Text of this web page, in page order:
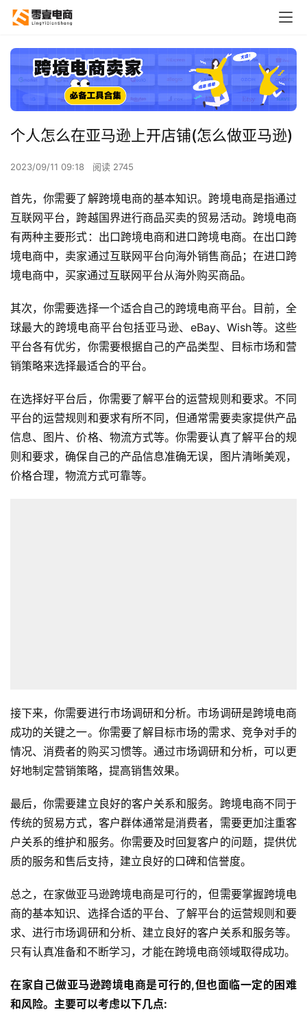
个人怎么在亚马逊上开店铺(怎么做亚马逊)
2023/09/11 09:18 阅读 2745
首先，你需要了解跨境电商的基本知识。跨境电商是指通过
互联网平台，跨越国界进行商品买卖的贸易活动。跨境电商
有两种主要形式：出口跨境电商和进口跨境电商。在出口跨
境电商中，卖家通过互联网平台向海外销售商品；在进口跨
境电商中，买家通过互联网平台从海外购买商品。
其次，你需要选择一个适合自己的跨境电商平台。目前，全
球最大的跨境电商平台包括亚马逊、eBay、Wish等。这些
平台各有优劣，你需要根据自己的产品类型、目标市场和营
销策略来选择最适合的平台。
在选择好平台后，你需要了解平台的运营规则和要求。不同
平台的运营规则和要求有所不同，但通常需要卖家提供产品
信息、图片、价格、物流方式等。你需要认真了解平台的规
则和要求，确保自己的产品信息准确无误，图片清晰美观，
价格合理，物流方式可靠等。
接下来，你需要进行市场调研和分析。市场调研是跨境电商
成功的关键之一。你需要了解目标市场的需求、竞争对手的
情况、消费者的购买习惯等。通过市场调研和分析，可以更
好地制定营销策略，提高销售效果。
最后，你需要建立良好的客户关系和服务。跨境电商不同于
传统的贸易方式，客户群体通常是消费者，需要更加注重客
户关系的维护和服务。你需要及时回复客户的问题，提供优
质的服务和售后支持，建立良好的口碑和信誉度。
总之，在家做亚马逊跨境电商是可行的，但需要掌握跨境电
商的基本知识、选择合适的平台、了解平台的运营规则和要
求、进行市场调研和分析、建立良好的客户关系和服务等。
只有认真准备和不断学习，才能在跨境电商领域取得成功。
在家自己做亚马逊跨境电商是可行的,但也面临一定的困难
和风险。主要可以考虑以下几点: